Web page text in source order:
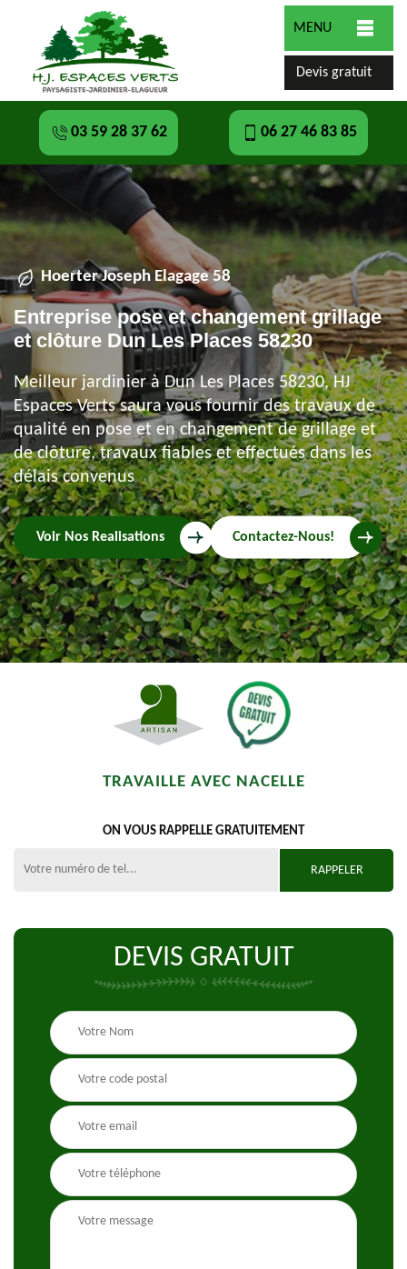
MENU
Devis gratuit
03 59 28 37 62 06 27 46 83 85
Hoerter Joseph Elagage 58
Entreprise pose et changement grillage
et clôture Dun Les Places 58230
Meilleur jardinier à Dun Les Places 58230, HJ
Espaces Verts saura vous fournir des travaux de
qualité en pose et en changement de grillage et
de clôture, travaux fiables et effectués dans les
délais convenus
Voir Nos Realisations Contactez-Nous!
TRAVAILLE AVEC NACELLE
ON VOUS RAPPELLE GRATUITEMENT
DEVIS GRATUIT